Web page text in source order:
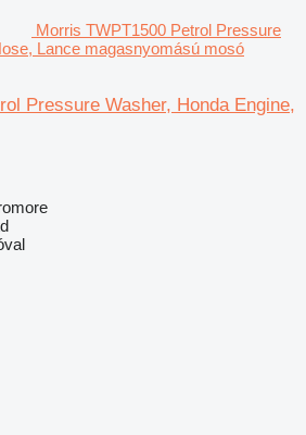
Morris TWPT1500 Petrol Pressure
Lance magasnyomású mosó
Pressure Washer, Honda Engine,